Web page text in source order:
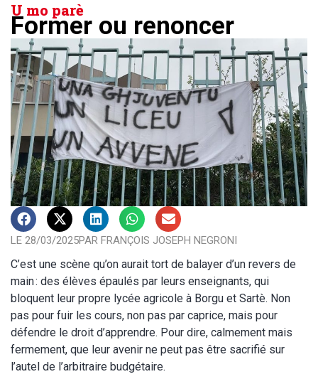
U mo parè
Former ou renoncer
LE 28/03/2025PAR FRANÇOIS JOSEPH NEGRONI
C’est une scène qu’on aurait tort de balayer d’un revers de
main : des élèves épaulés par leurs enseignants, qui
bloquent leur propre lycée agricole à Borgu et Sartè. Non
pas pour fuir les cours, non pas par caprice, mais pour
défendre le droit d’apprendre. Pour dire, calmement mais
fermement, que leur avenir ne peut pas être sacrifié sur
l’autel de l’arbitraire budgétaire.